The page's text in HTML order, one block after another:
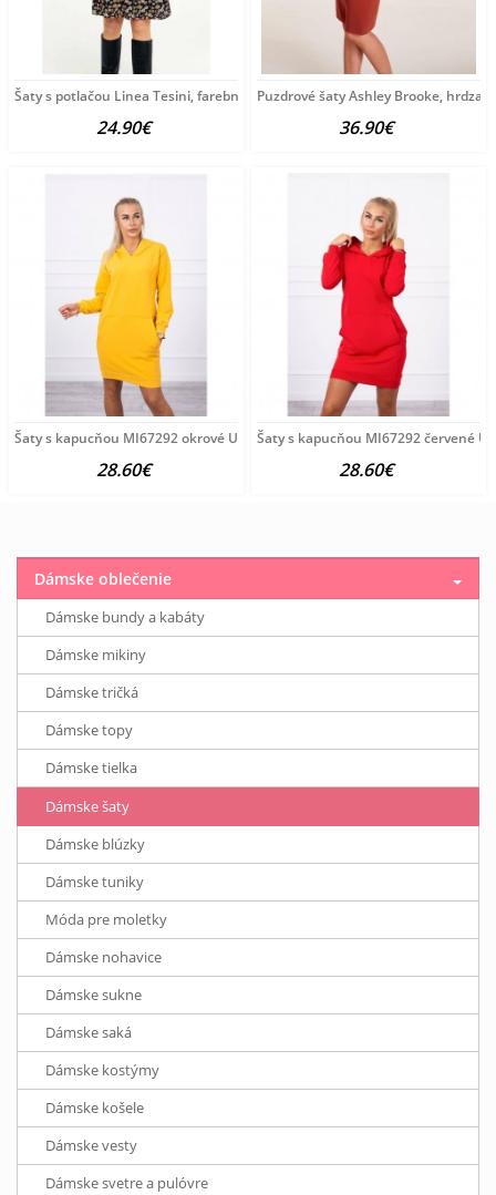
Šaty s potlačou Linea Tesini, farebné
24.90€
Puzdrové šaty Ashley Brooke,
36.90€
Šaty s kapucňou MI67292 okrové Univerzálna Okrová
28.60€
Šaty s kapucňou MI67292 červené
28.60€
Dámske oblečenie
Dámske bundy a kabáty
Dámske mikiny
Dámske tričká
Dámske topy
Dámske tielka
Dámske šaty
Dámske blúzky
Dámske tuniky
Móda pre moletky
Dámske nohavice
Dámske sukne
Dámske saká
Dámske kostýmy
Dámske košele
Dámske vesty
Dámske svetre a pulóvre